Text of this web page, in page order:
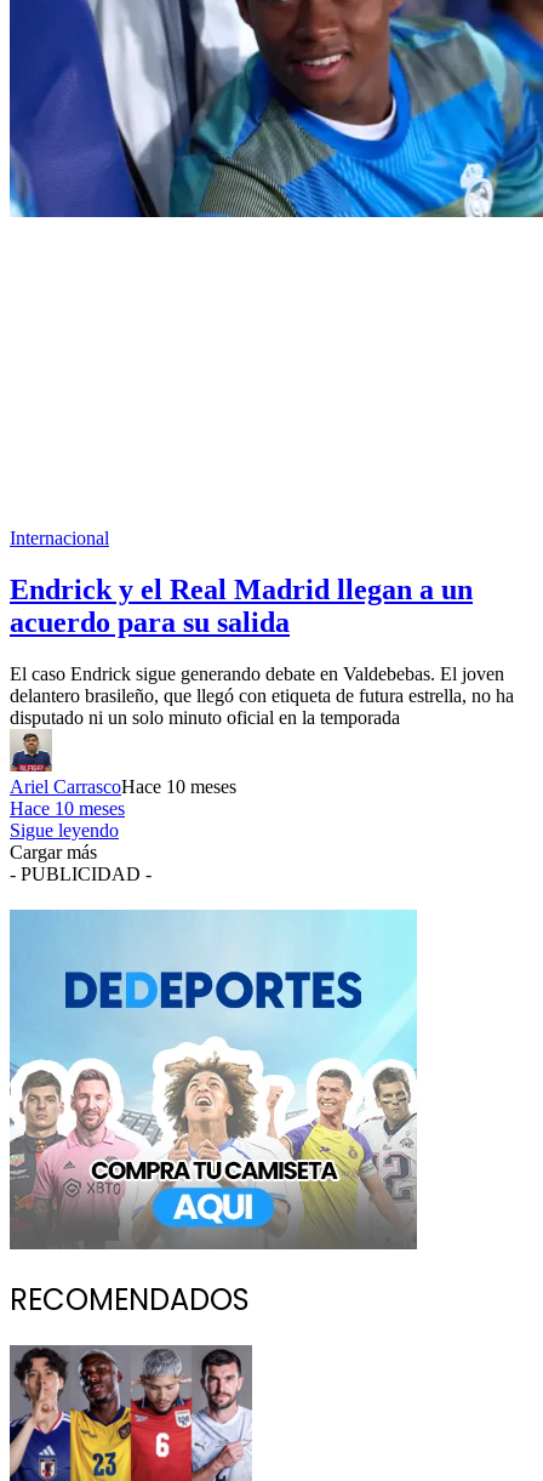
Internacional
Endrick y el Real Madrid llegan a un
acuerdo para su salida
El caso Endrick sigue generando debate en Valdebebas. El joven
delantero brasileño, que llegó con etiqueta de futura estrella, no ha
disputado ni un solo minuto oficial en la temporada
Ariel CarrascoHace 10 meses
Hace 10 meses
Sigue leyendo
Cargar más
- PUBLICIDAD -
RECOMENDADOS